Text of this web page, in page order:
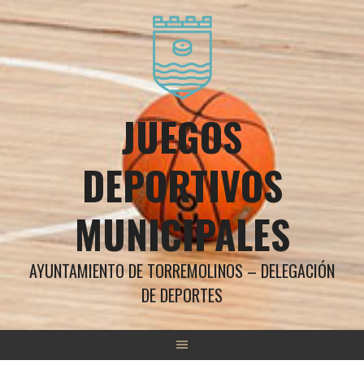
al
JUEGOS
DEPORTIVOS
MUNICIPALES
AYUNTAMIENTO DE TORREMOLINOS – DELEGACIÓN
DE DEPORTES